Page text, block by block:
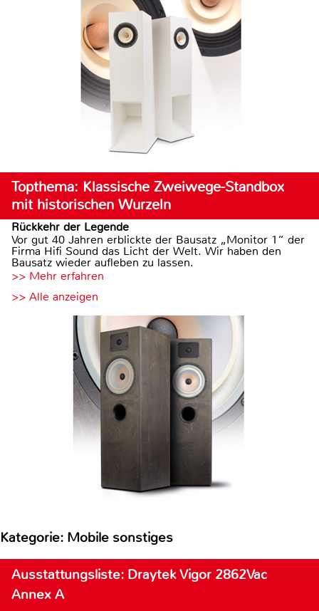
Topthema: Klassische Zweiwege-Standbox
mit historischen Wurzeln
Rückkehr der Legende
Vor gut 40 Jahren erblickte der Bausatz „Monitor 1“ der
Firma Hifi Sound das Licht der Welt. Wir haben den
Bausatz wieder aufleben zu lassen.
>> Mehr erfahren
>> Alle anzeigen
Kategorie: Mobile sonstiges
Ausstattungsliste: Draytek Vigor 2862Vac
Annex A